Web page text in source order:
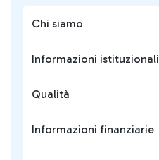
Chi siamo
Informazioni istituzionali
Qualità
Informazioni finanziarie